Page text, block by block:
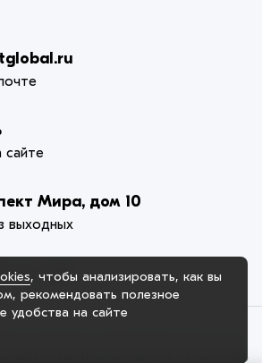
сайте
Мира, дом 10
выходных
Компания», официальный сайт. Сайт
куки-файлы и другие технологии,
, чтобы анализировать, как вы
рекомендовать полезное
удобства на сайте